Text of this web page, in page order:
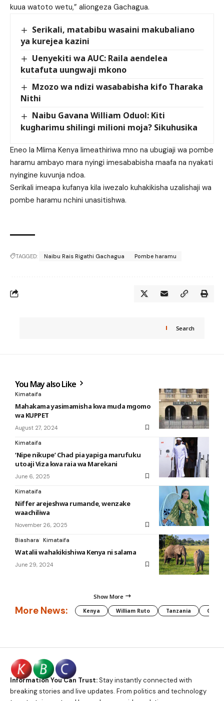
kuua watoto wetu,” aliongeza Gachagua.
Serikali, matabibu wasaini makubaliano
ya kurejea kazini
Uenyekiti wa AUC: Raila aendelea
kutafuta uungwaji mkono
Mzozo wa ndizi wasababisha kifo Tharaka
Nithi
Naibu Gavana William Oduol: Kiti
kugharimu shilingi milioni moja? Sikuhusika
Eneo la Mlima Kenya limeathiriwa mno na ubugiaji wa pombe
haramu ambayo mara nyingi imesababisha maafa na nyakati
nyingine kuvunja ndoa.
Serikali imeapa kufanya kila iwezalo kuhakikisha uzalishaji wa
pombe haramu nchini unasitishwa.
TAGGED: Naibu Rais Rigathi Gachagua Pombe haramu
Search
You May also Like
Kimataifa
Mahakama yasimamisha kwa muda mgomo
wa KUPPET
August 27, 2024
Kimataifa
‘Nipe nikupe’ Chad pia yapiga marufuku
utoaji Viza kwa raia wa Marekani
June 6, 2025
Kimataifa
Niffer arejeshwa rumande, wenzake
waachiliwa
November 26, 2025
Biashara Kimataifa
Watalii wahakikishiwa Kenya ni salama
June 29, 2024
Show More
More News: Kenya William Ruto Tanzania CAF
Information You Can Trust:Stay instantly connected with
breaking stories and live updates. From politics and technology